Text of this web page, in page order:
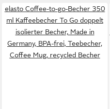
elasto Coffee-to-go-Becher 350
ml Kaffeebecher To Go doppelt
isolierter Becher, Made in
Germany, BPA-frei, Teebecher,
Coffee Mug, recycled Becher